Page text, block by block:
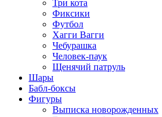
Три кота
Фиксики
Футбол
Хагги Вагги
Чебурашка
Человек-паук
Щенячий патруль
Шары
Бабл-боксы
Фигуры
Выписка новорожденных